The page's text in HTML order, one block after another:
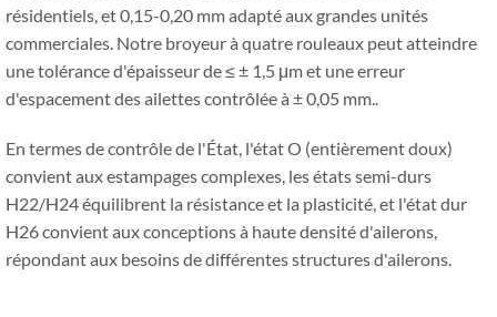
résidentiels, et 0,15-0,20 mm adapté aux grandes unités
commerciales. Notre broyeur à quatre rouleaux peut atteindre
une tolérance d'épaisseur de ≤ ± 1,5 μm et une erreur
d'espacement des ailettes contrôlée à ± 0,05 mm..
En termes de contrôle de l'État, l'état O (entièrement doux)
convient aux estampages complexes, les états semi-durs
H22/H24 équilibrent la résistance et la plasticité, et l'état dur
H26 convient aux conceptions à haute densité d'ailerons,
répondant aux besoins de différentes structures d'ailerons.